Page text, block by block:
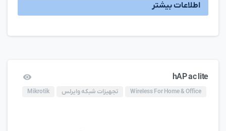
اطلاعات بیشتر
hAP ac lite
Wireless For Home & Office تجهیزات شبکه وایرلس Mikrotik